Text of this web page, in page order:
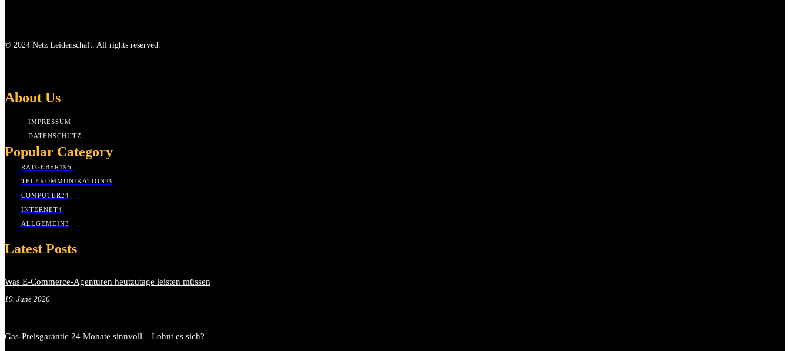
© 2024 Netz Leidenschaft. All rights reserved.
About Us
IMPRESSUM
DATENSCHUTZ
Popular Category
RATGEBER 195
TELEKOMMUNIKATION29
COMPUTER24
INTERNET4
ALLGEMEIN3
Latest Posts
Was E-Commerce-Agenturen heutzutage leisten müssen
19. June 2026
Gas-Preisgarantie 24 Monate sinnvoll – Lohnt es sich?